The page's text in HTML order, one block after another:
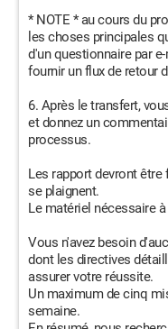
* NOTE * au cours du
les choses principales
d'un questionnaire par
fournir un flux de retour
6. Après le transfert,
et donnez un
processus.
Les rapport devront
se plaignent.
Le matériel nécessaire
Vous n'avez besoin
dont les directives
assurer votre réussite.
Un maximum de cinq
semaine.